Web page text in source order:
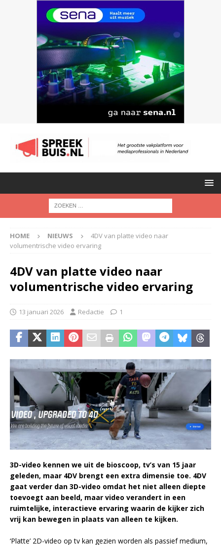
HOME NIEUWS
4DV van platte video naar
volumentrische video ervaring
4DV van platte video naar
volumentrische video ervaring
13 januari 2026 Redactie 1
3D-video kennen we uit de bioscoop, tv’s van 15 jaar
geleden, maar 4DV brengt een extra dimensie toe. 4DV
gaat verder dan 3D-video omdat het niet alleen diepte
toevoegt aan beeld, maar video verandert in een
ruimtelijke, interactieve ervaring waarin de kijker zich
vrij kan bewegen in plaats van alleen te kijken.
‘Platte’ 2D-video op tv kan gezien worden als passief medium,